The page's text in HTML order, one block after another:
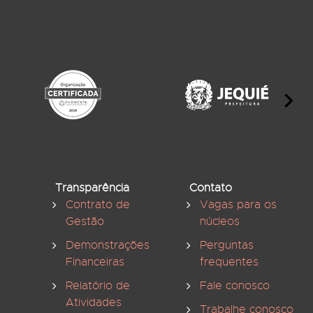
Transparência
Contrato de
Gestão
Demonstrações
Financeiras
Relatório de
Atividades
Contato
Vagas para os
núcleos
Perguntas
frequentes
Fale conosco
Trabalhe conosco